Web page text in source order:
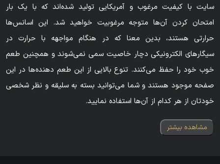
سایت با کیفیت مرغوب و آمریکایی تولید شده‌اند که با یک بار
امتحان کردن آن‌ها متوجه مرغوبیت خواهید شد. این اسانس‌ها
حرارتی هستند، بدین معنا که در هنگام مواجهه با حرارت در
سیگارهای الکترونیکی دچار خاصیت سمی نمی‌شوند و همچنین طعم
خوب خود را حفظ می‌کنند. تنوع بالایی از این طعم دهنده‌ها در این
صفحه موجود هستند و شما می‌توانید بسته به سلیقه و نظر شخصی
خودتان از هر کدام از آن‌ها استفاده نمایید.
مشاهده بیشتر